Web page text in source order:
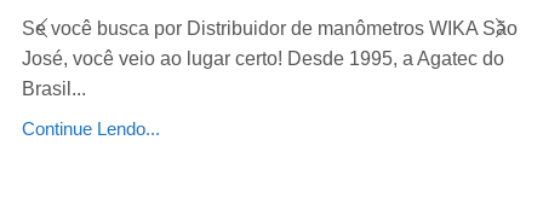
Se você busca por Distribuidor de manômetros WIKA São
José, você veio ao lugar certo! Desde 1995, a Agatec do
Brasil...
Continue Lendo...